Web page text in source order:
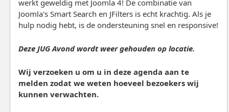
werkt geweldig met Joomla 4! De combinatie van
Joomla's Smart Search en JFilters is echt krachtig. Als je
hulp nodig hebt, is de ondersteuning snel en responsive!
Deze JUG Avond wordt weer gehouden op locatie.
Wij verzoeken u om u in deze agenda aan te
melden zodat we weten hoeveel bezoekers wij
kunnen verwachten.